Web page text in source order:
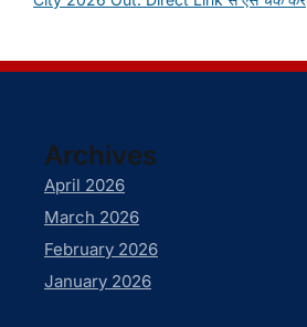
Archives
April 2026
March 2026
February 2026
January 2026